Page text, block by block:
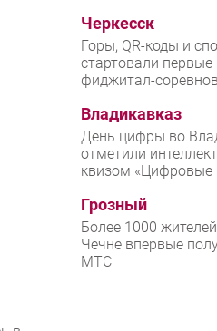
Черкесск
Горы, QR-коды и
стартовали
фиджитал-
Владикавказ
День цифры во
отметили
квизом «Цифровые
Грозный
Более 1000
Чечне впервые
МТС